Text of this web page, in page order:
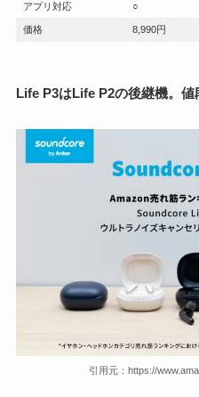
アプリ対応 ○
価格 8,990円
Life P3はLife P2の後継機。値
引用元：https://